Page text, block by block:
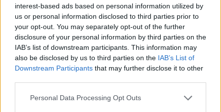
interest-based ads based on personal information utilized by
us or personal information disclosed to third parties prior to
your opt-out. You may separately opt-out of the further
disclosure of your personal information by third parties on the
IAB’s list of downstream participants. This information may
also be disclosed by us to third parties on the IAB’s List of
Downstream Participants that may further disclose it to other
Personal Data Processing Opt Outs